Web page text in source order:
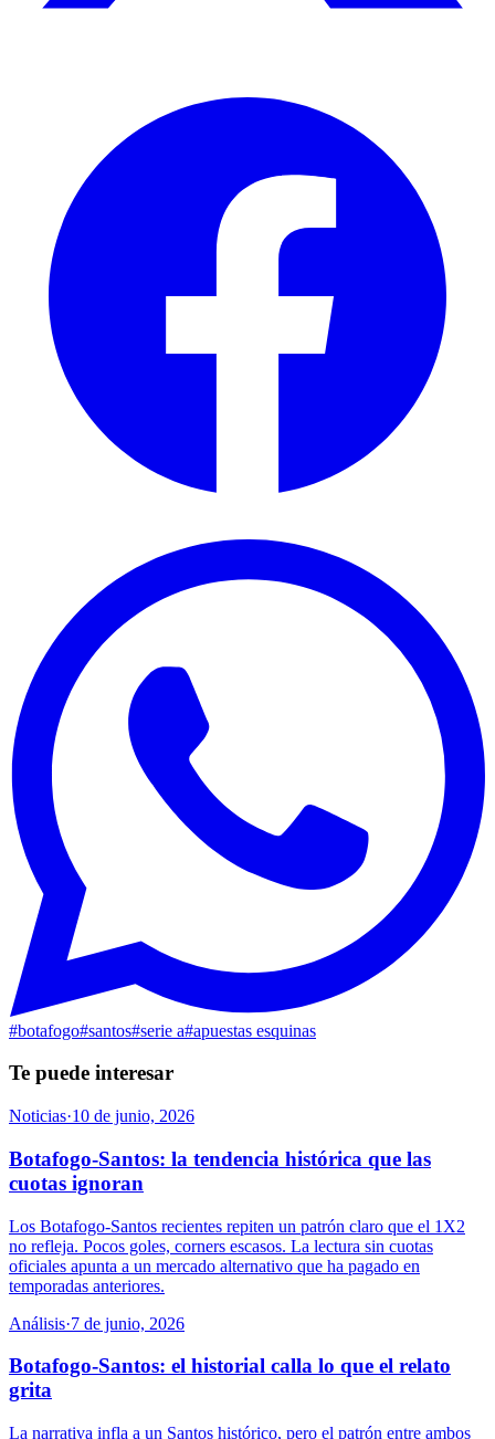
#botafogo#santos#serie a#apuestas esquinas
Te puede interesar
Noticias·10 de junio, 2026
Botafogo-Santos: la tendencia histórica que las
cuotas ignoran
Los Botafogo-Santos recientes repiten un patrón claro que el 1X2
no refleja. Pocos goles, corners escasos. La lectura sin cuotas
oficiales apunta a un mercado alternativo que ha pagado en
temporadas anteriores.
Análisis·7 de junio, 2026
Botafogo-Santos: el historial calla lo que el relato
grita
La narrativa infla a un Santos histórico, pero el patrón entre ambos